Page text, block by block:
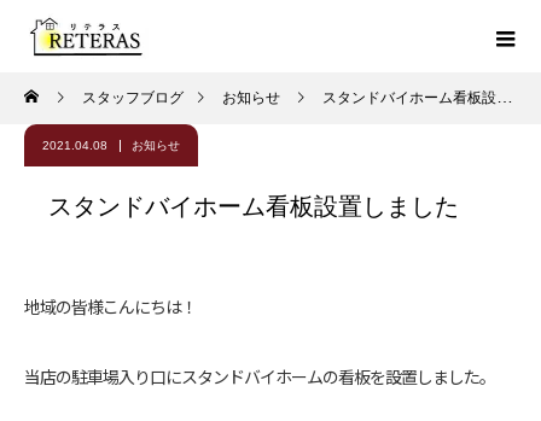
スタッフブログ お知らせ スタンドバイホーム看板設置しました
2021.04.08 お知らせ
スタンドバイホーム看板設置しました
地域の皆様こんにちは！
当店の駐車場入り口にスタンドバイホームの看板を設置しました。